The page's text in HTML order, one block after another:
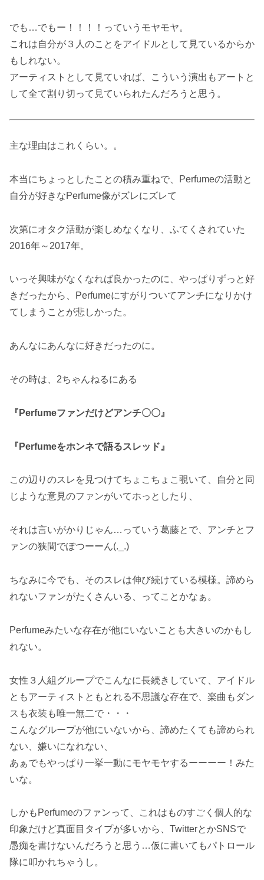
でも…でもー！！！！っていうモヤモヤ。
これは自分が３人のことをアイドルとして見ているからか
もしれない。
アーティストとして見ていれば、こういう演出もアートと
して全て割り切って見ていられたんだろうと思う。
主な理由はこれくらい。。
本当にちょっとしたことの積み重ねで、Perfumeの活動と
自分が好きなPerfume像がズレにズレて
次第にオタク活動が楽しめなくなり、ふてくされていた
2016年～2017年。
いっそ興味がなくなれば良かったのに、やっぱりずっと好
きだったから、Perfumeにすがりついてアンチになりかけ
てしまうことが悲しかった。
あんなにあんなに好きだったのに。
その時は、2ちゃんねるにある
『Perfumeファンだけどアンチ〇〇』
『Perfumeをホンネで語るスレッド』
この辺りのスレを見つけてちょこちょこ覗いて、自分と同
じような意見のファンがいてホっとしたり、
それは言いがかりじゃん…っていう葛藤とで、アンチとフ
ァンの狭間でぽつーーん(._.)
ちなみに今でも、そのスレは伸び続けている模様。諦めら
れないファンがたくさんいる、ってことかなぁ。
Perfumeみたいな存在が他にいないことも大きいのかもし
れない。
女性３人組グループでこんなに長続きしていて、アイドル
ともアーティストともとれる不思議な存在で、楽曲もダン
スも衣装も唯一無二で・・・
こんなグループが他にいないから、諦めたくても諦められ
ない、嫌いになれない、
あぁでもやっぱり一挙一動にモヤモヤするーーーー！みた
いな。
しかもPerfumeのファンって、これはものすごく個人的な
印象だけど真面目タイプが多いから、TwitterとかSNSで
愚痴を書けないんだろうと思う…仮に書いてもパトロール
隊に叩かれちゃうし。